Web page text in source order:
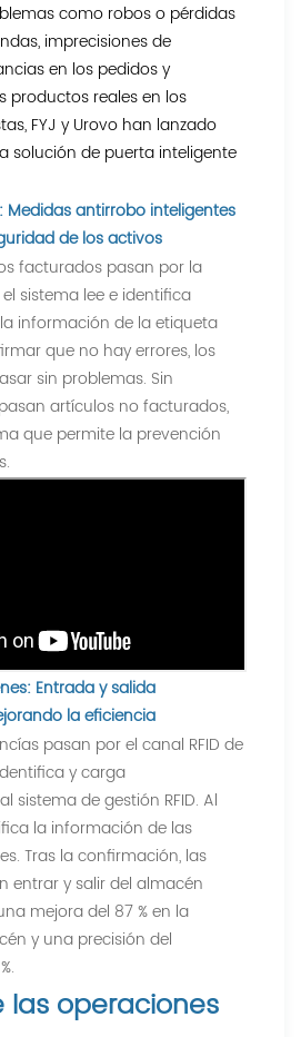
como robos o pérdidas
imprecisiones de
en los pedidos y
productos reales en los
FYJ y Urovo han lanzado
solución de puerta inteligente
Medidas antirrobo inteligentes
de los activos
facturados pasan por la
el sistema lee e identifica
información de la etiqueta
que no hay errores, los
sin problemas. Sin
artículos no facturados,
que permite la prevención
Entrada y salida
la eficiencia
pasan por el canal RFID de
y carga
sistema de gestión RFID. Al
la información de las
Tras la confirmación, las
entrar y salir del almacén
mejora del 87 % en la
y una precisión del
las operaciones